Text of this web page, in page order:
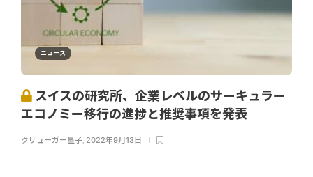
ニュース
スイスの研究所、企業レベルのサーキュラー
エコノミー移行の進捗と推奨事項を発表
クリューガー量子, 2022年9月13日